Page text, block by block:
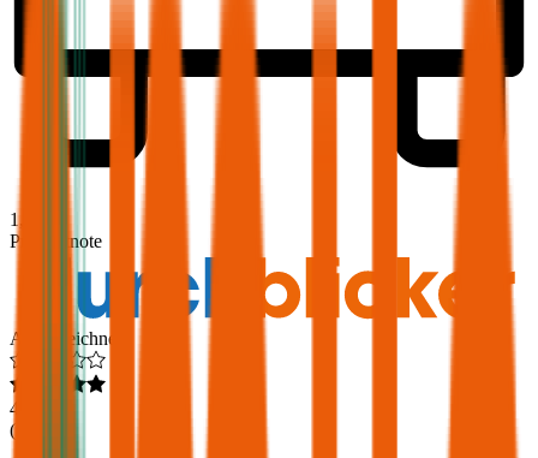
1,9
Produktnote
Ausgezeichnet
4,6
(